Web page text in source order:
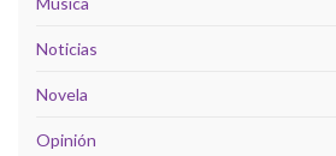
Noticias
Novela
Opinión